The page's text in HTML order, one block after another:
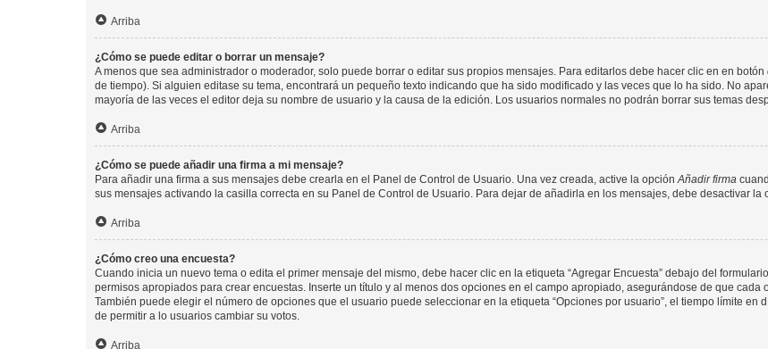
Arriba
¿Cómo se puede editar o borrar un mensaje?
A menos que sea administrador o moderador, solo puede borrar o editar sus propios mensajes. Para editarlos debe hacer clic en en botón
de tiempo). Si alguien editase su tema, encontrará un pequeño texto indicando que ha sido modificado y las veces que lo ha sido. No
mayoría de las veces el editor deja su nombre de usuario y la causa de la edición. Los usuarios normales no podrán borrar sus temas
Arriba
¿Cómo se puede añadir una firma a mi mensaje?
Para añadir una firma a sus mensajes debe crearla en el Panel de Control de Usuario. Una vez creada, active la opciónAñadir firma
sus mensajes activando la casilla correcta en su Panel de Control de Usuario. Para dejar de añadirla en los mensajes, debe desactivar la
Arriba
¿Cómo creo una encuesta?
Cuando inicia un nuevo tema o edita el primer mensaje del mismo, debe hacer clic en la etiqueta “Agregar Encuesta” debajo del
permisos apropiados para crear encuestas. Inserte un título y al menos dos opciones en el campo apropiado, asegurándose de que
También puede elegir el número de opciones que el usuario puede seleccionar en la etiqueta “Opciones por usuario”, el tiempo límite
de permitir a lo usuarios cambiar su votos.
Arriba